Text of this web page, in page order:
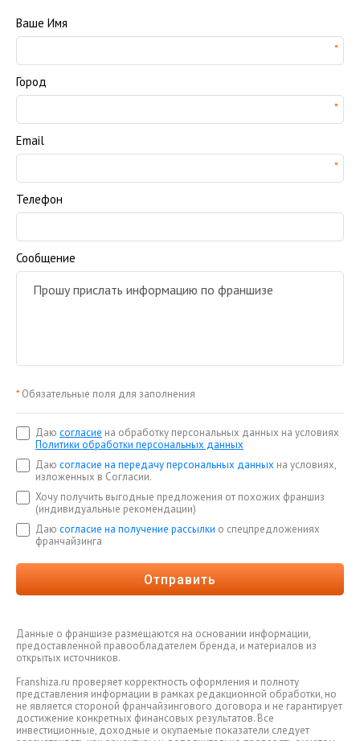
Ваше Имя
Город
Email
Телефон
Сообщение
* Обязательные поля для заполнения
Даю согласие на обработку персональных данных на условиях
Политики обработки персональных данных
Даю согласие на передачу персональных данных на условиях,
изложенных в Согласии.
Хочу получить выгодные предложения от похожих франшиз
(индивидуальные рекомендации)
Даю согласие на получение рассылки о спецпредложениях
франчайзинга
Отправить
Данные о франшизе размещаются на основании информации,
предоставленной правообладателем бренда, и материалов из
открытых источников.
Franshiza.ru проверяет корректность оформления и полноту
представления информации в рамках редакционной обработки, но
не является стороной франчайзингового договора и не гарантирует
достижение конкретных финансовых результатов. Все
инвестиционные, доходные и окупаемые показатели следует